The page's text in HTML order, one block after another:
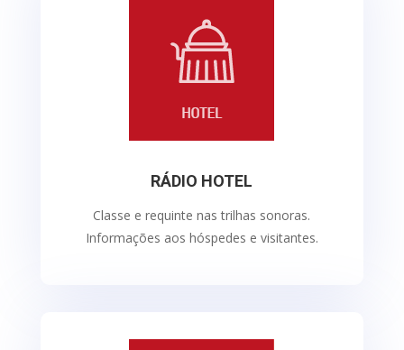
RÁDIO HOTEL
Classe e requinte nas trilhas sonoras.
Informações aos hóspedes e visitantes.